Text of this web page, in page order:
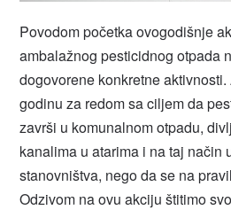
Povodom početka ovogodišnje
ambalažnog pesticidnog otpada
dogovorene konkretne
godinu za redom sa ciljem da
završi u komunalnom otpadu,
kanalima u atarima i na taj način
stanovništva, nego da se na
Odzivom na ovu akciju štitimo